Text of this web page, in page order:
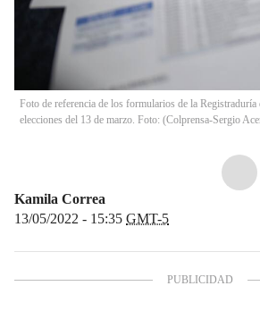
Foto de referencia de los formularios de la Registraduría
elecciones del 13 de marzo. Foto: (Colprensa-Sergio
Kamila Correa
13/05/2022 - 15:35 GMT-5